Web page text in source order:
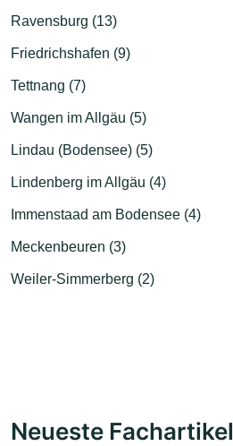
Ravensburg (13)
Friedrichshafen (9)
Tettnang (7)
Wangen im Allgäu (5)
Lindau (Bodensee) (5)
Lindenberg im Allgäu (4)
Immenstaad am Bodensee (4)
Meckenbeuren (3)
Weiler-Simmerberg (2)
Neueste Fachartikel